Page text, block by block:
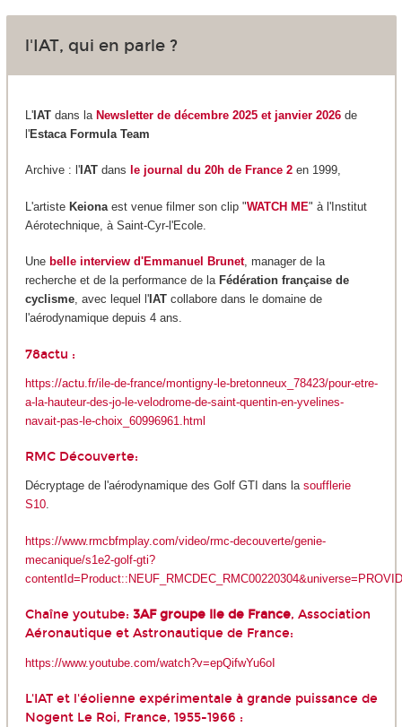
l'IAT, qui en parle ?
L'IATdans la Newsletter de décembre 2025 et janvier 2026de
l'Estaca Formula Team
Archive : l'IATdans le journal du 20h de France 2en 1999,
L'artiste Keionaest venue filmer son clip "WATCH ME" à l'Institut
Aérotechnique, à Saint-Cyr-l'Ecole.
Une belle interview d'Emmanuel Brunet, manager de la
recherche et de la performance de la Fédération française de
cyclisme, avec lequel l'IAT collabore dans le domaine de
l'aérodynamique depuis 4 ans.
78actu :
https://actu.fr/ile-de-france/montigny-le-bretonneux_78423/pour-etre-
a-la-hauteur-des-jo-le-velodrome-de-saint-quentin-en-yvelines-
navait-pas-le-choix_60996961.html
RMC Découverte:
Décryptage de l'aérodynamique des Golf GTI dans la soufflerie
S10.
https://www.rmcbfmplay.com/video/rmc-decouverte/genie-
mecanique/s1e2-golf-gti?
Chaîne youtube: 3AF groupe Ile de France, Association
Aéronautique et Astronautique de France:
https://www.youtube.com/watch?v=epQifwYu6oI
L'IAT et l'éolienne expérimentale à grande puissance de
Nogent Le Roi, France, 1955-1966 :